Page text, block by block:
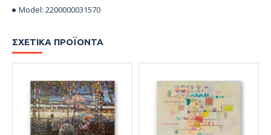
Model: 2200000031570
ΣΧΕΤΙΚΆ ΠΡΟΪΌΝΤΑ